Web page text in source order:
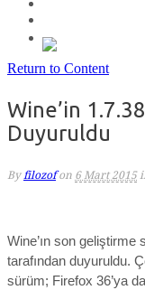
Return to Content
Wine’in
Duyuruldu
By filozof on 6 Mart 2015
Wine’ın son
tarafından duyuruldu.
sürüm; Firefox 36’ya